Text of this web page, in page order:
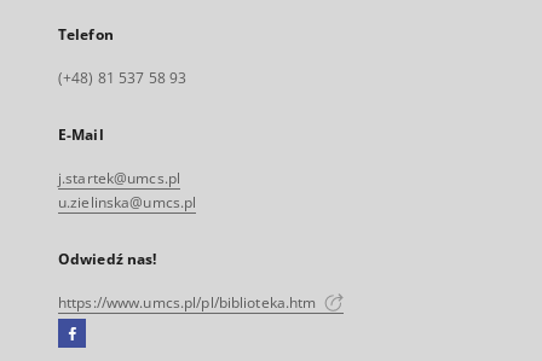
Telefon
(+48) 81 537 58 93
E-Mail
j.startek@umcs.pl
u.zielinska@umcs.pl
Odwiedź nas!
https://www.umcs.pl/pl/biblioteka.htm
Facebook